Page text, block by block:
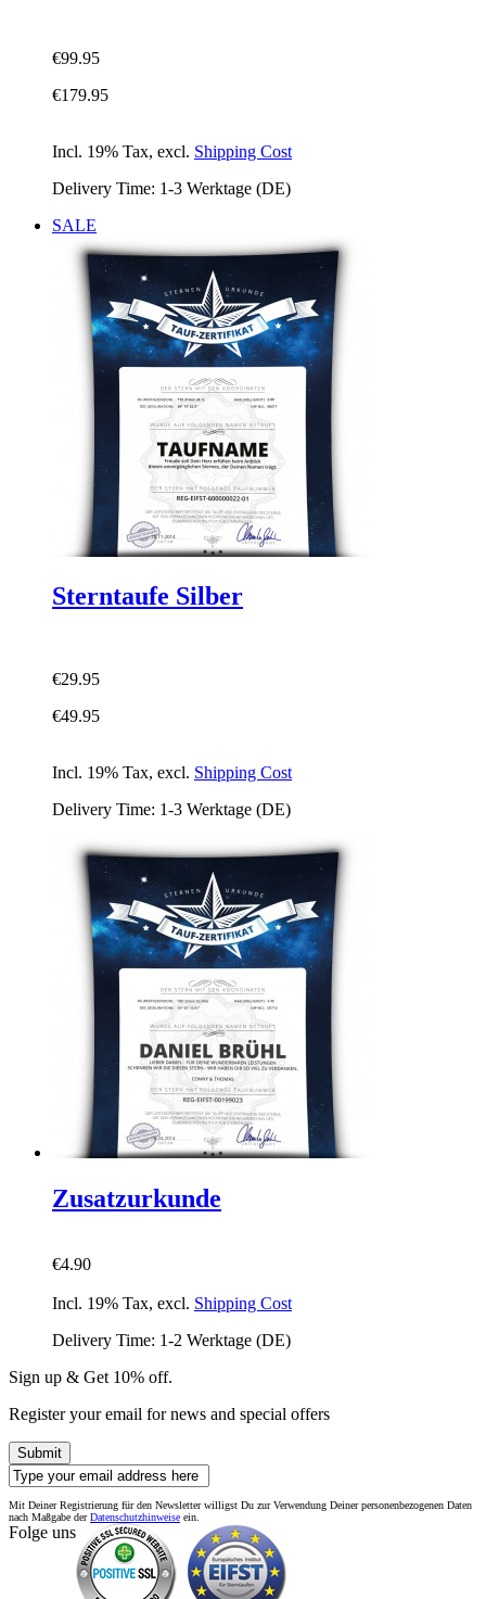
€99.95
€179.95
Incl. 19% Tax, excl. Shipping Cost
Delivery Time: 1-3 Werktage (DE)
SALE
Sterntaufe Silber
€29.95
€49.95
Incl. 19% Tax, excl. Shipping Cost
Delivery Time: 1-3 Werktage (DE)
Zusatzurkunde
€4.90
Incl. 19% Tax, excl. Shipping Cost
Delivery Time: 1-2 Werktage (DE)
Sign up & Get 10% off.
Register your email for news and special offers
Submit
Mit Deiner Registrierung für den Newsletter willigst Du zur Verwendung Deiner personenbezogenen Daten
nach Maßgabe derDatenschutzhinweise ein.
Folge uns